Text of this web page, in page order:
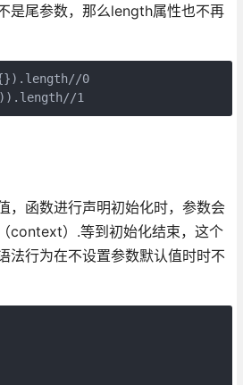
是尾参数，那么length属性也不再
0
1
，函数进行声明初始化时，参数会
context）.等到初始化结束，这个
法行为在不设置参数默认值时时不